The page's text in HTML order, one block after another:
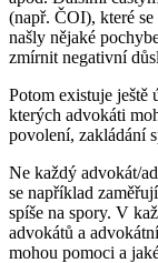
(např. ČOI), které
našly nějaké
zmírnit negativní
Potom existuje ještě
kterých advokáti
povolení, zakládání
Ne každý advokát/
se například
spíše na spory. V
advokátů a
mohou pomoci a